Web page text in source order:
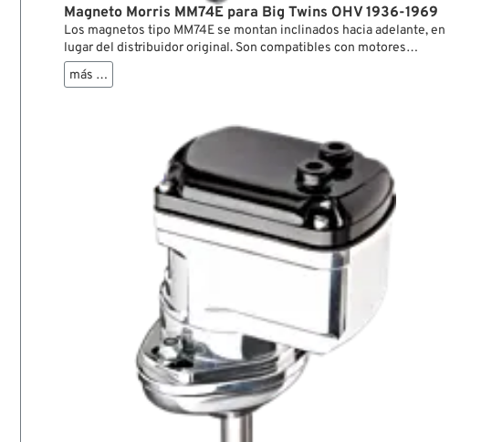
Magneto Morris MM74E para Big Twins OHV 1936-1969
Los magnetos tipo MM74E se montan inclinados hacia adelante, en
lugar del distribuidor original. Son compatibles con motores
Knucklehead, Panhead y Shovelhead desde 1936 hasta 1969. El avance
de encendido se ajusta manualmente al punto más retrasado para el
En los cárteres originales hasta 1964 inclusive, se recomienda montar
el magneto hacia el lado derecho. Para montarlo en dirección de
marcha, es necesario eliminar la pestaña del cárter situada sobre el
alojamiento del generador.
más …